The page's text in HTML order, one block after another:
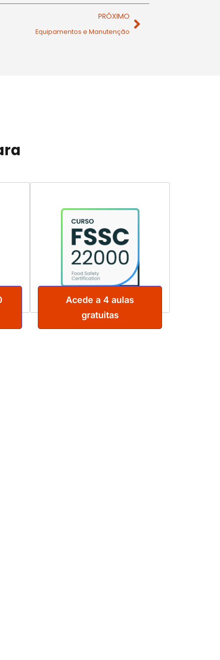
PRÓXIMO
Equipamentos e Manutenção
Acede a 4 aulas
gratuitas